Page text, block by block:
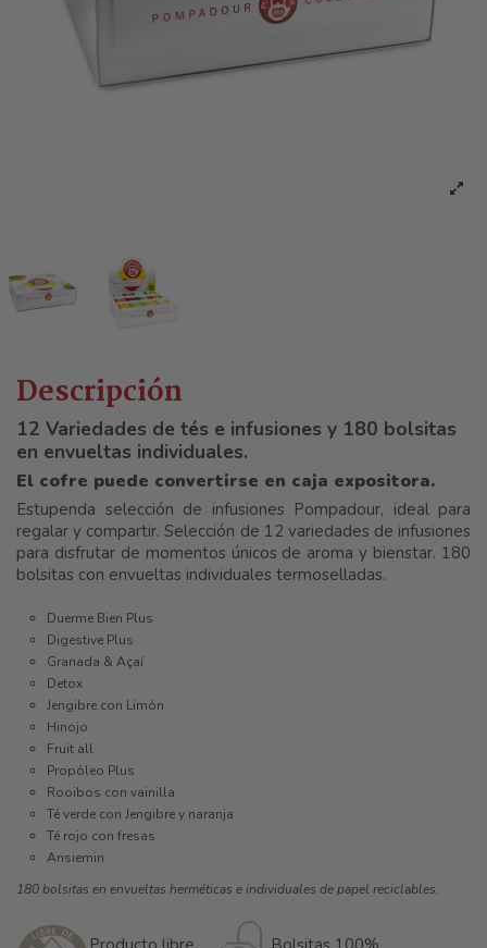
Descripción
12 Variedades de tés e infusiones y 180 bolsitas
en envueltas individuales.
El cofre puede convertirse en caja expositora.
Estupenda selección de infusiones Pompadour, ideal para
regalar y compartir. Selección de 12 variedades de infusiones
para disfrutar de momentos únicos de aroma y bienstar. 180
bolsitas con envueltas individuales termoselladas.
Duerme Bien Plus
Digestive Plus
Granada & Açaí
Detox
Jengibre con Limón
Hinojo
Fruit all
Propóleo Plus
Rooibos con vainilla
Té verde con Jengibre y naranja
Té rojo con fresas
Ansiemin
180 bolsitas en envueltas herméticas e individuales de papel reciclables.